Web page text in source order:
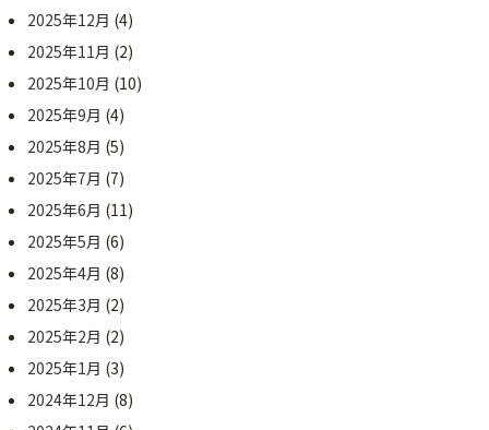
2025年12月 (4)
2025年11月 (2)
2025年10月 (10)
2025年9月 (4)
2025年8月 (5)
2025年7月 (7)
2025年6月 (11)
2025年5月 (6)
2025年4月 (8)
2025年3月 (2)
2025年2月 (2)
2025年1月 (3)
2024年12月 (8)